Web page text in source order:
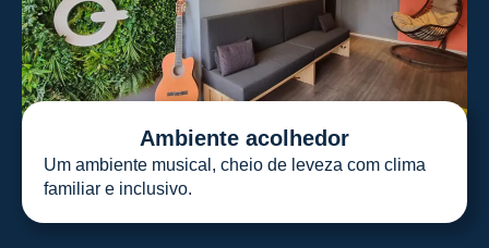
Ambiente acolhedor
Um ambiente musical, cheio de leveza com clima
familiar e inclusivo.